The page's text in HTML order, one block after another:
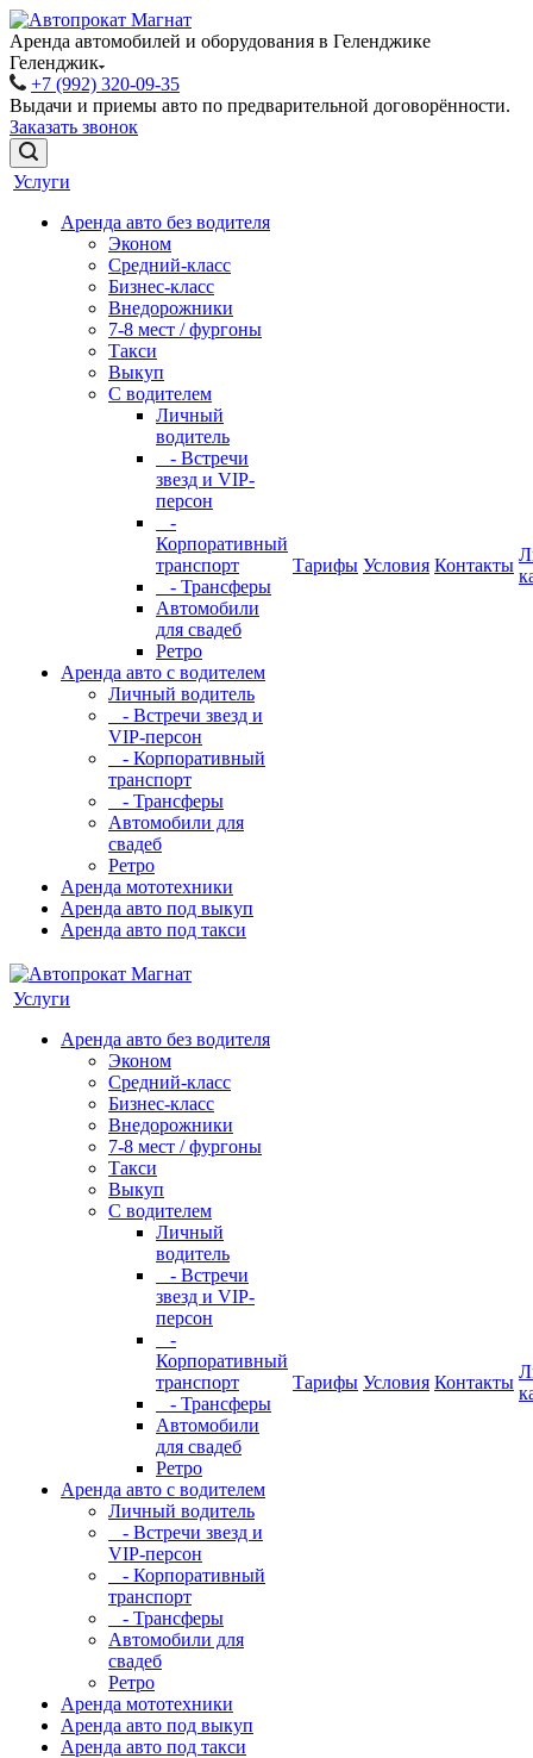
Аренда автомобилей и оборудования в Геленджике
Геленджик
+7 (992) 320-09-35
Выдачи и приемы авто по предварительной договорённости.
Заказать звонок
Услуги
Аренда авто без водителя
Эконом
Средний-класс
Бизнес-класс
Внедорожники
7-8 мест / фургоны
Такси
Выкуп
С водителем
Личный
водитель
- Встречи
звезд и VIP-
персон
-
Корпоративный
транспорт
- Трансферы
Автомобили
для свадеб
Ретро
Аренда авто с водителем
Личный водитель
- Встречи звезд и
VIP-персон
- Корпоративный
транспорт
- Трансферы
Автомобили для
свадеб
Ретро
Аренда мототехники
Аренда авто под выкуп
Аренда авто под такси
Тарифы Условия Контакты
Услуги
Аренда авто без водителя
Эконом
Средний-класс
Бизнес-класс
Внедорожники
7-8 мест / фургоны
Такси
Выкуп
С водителем
Личный
водитель
- Встречи
звезд и VIP-
персон
-
Корпоративный
транспорт
- Трансферы
Автомобили
для свадеб
Ретро
Аренда авто с водителем
Личный водитель
- Встречи звезд и
VIP-персон
- Корпоративный
транспорт
- Трансферы
Автомобили для
свадеб
Ретро
Аренда мототехники
Аренда авто под выкуп
Аренда авто под такси
Тарифы Условия Контакты